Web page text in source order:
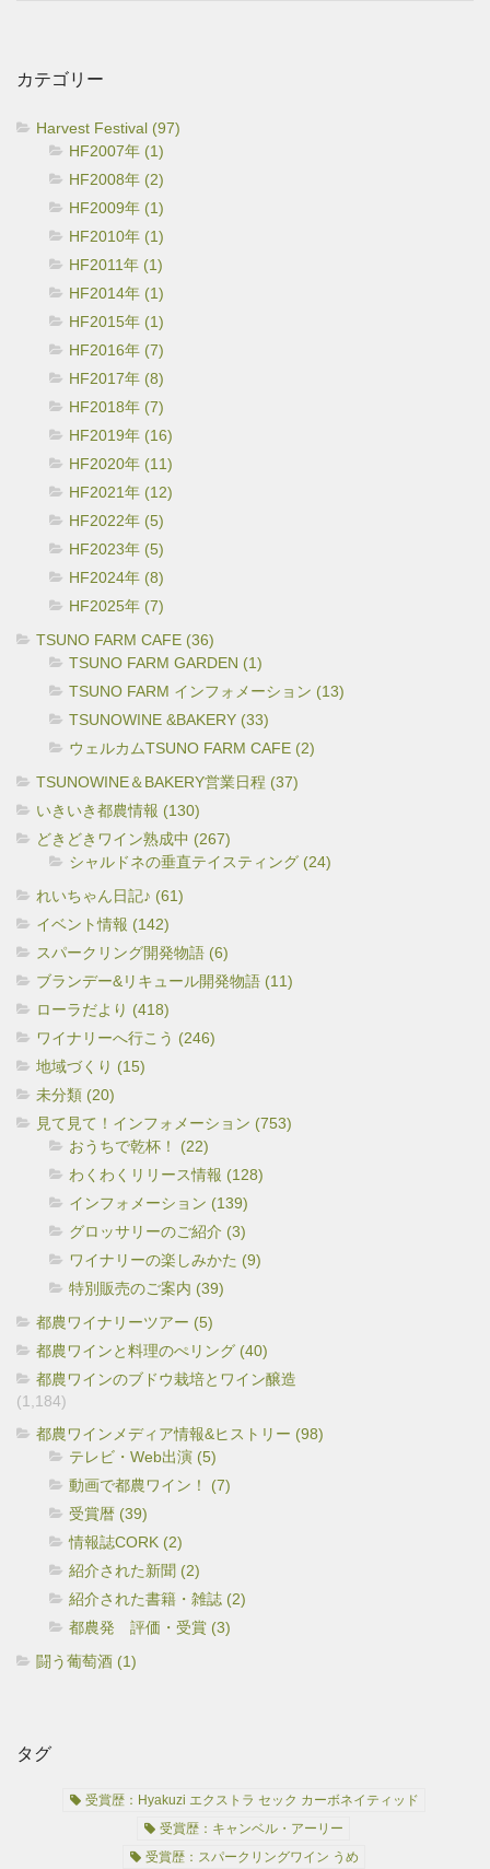
ブ
カテゴリー
Harvest Festival (97)
HF2007年 (1)
HF2008年 (2)
HF2009年 (1)
HF2010年 (1)
HF2011年 (1)
HF2014年 (1)
HF2015年 (1)
HF2016年 (7)
HF2017年 (8)
HF2018年 (7)
HF2019年 (16)
HF2020年 (11)
HF2021年 (12)
HF2022年 (5)
HF2023年 (5)
HF2024年 (8)
HF2025年 (7)
TSUNO FARM CAFE (36)
TSUNO FARM GARDEN (1)
TSUNO FARM インフォメーション (13)
TSUNOWINE &BAKERY (33)
ウェルカムTSUNO FARM CAFE (2)
TSUNOWINE＆BAKERY営業日程 (37)
いきいき都農情報 (130)
どきどきワイン熟成中 (267)
シャルドネの垂直テイスティング (24)
れいちゃん日記♪ (61)
イベント情報 (142)
スパークリング開発物語 (6)
ブランデー&リキュール開発物語 (11)
ローラだより (418)
ワイナリーへ行こう (246)
地域づくり (15)
未分類 (20)
見て見て！インフォメーション (753)
おうちで乾杯！ (22)
わくわくリリース情報 (128)
インフォメーション (139)
グロッサリーのご紹介 (3)
ワイナリーの楽しみかた (9)
特別販売のご案内 (39)
都農ワイナリーツアー (5)
都農ワインと料理のぺリング (40)
都農ワインのブドウ栽培とワイン醸造
(1,184)
都農ワインメディア情報&ヒストリー (98)
テレビ・Web出演 (5)
動画で都農ワイン！ (7)
受賞暦 (39)
情報誌CORK (2)
紹介された新聞 (2)
紹介された書籍・雑誌 (2)
都農発 評価・受賞 (3)
闘う葡萄酒 (1)
タグ
受賞歴：Hyakuzi エクストラ セック カーボネイティッド
受賞歴：キャンベル・アーリー
受賞歴：スパークリングワイン うめ